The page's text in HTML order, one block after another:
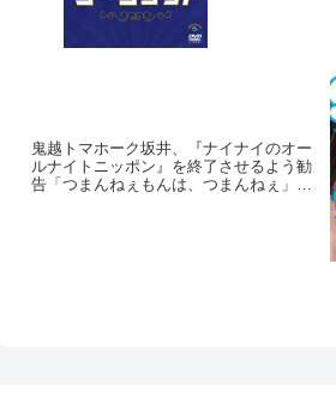
鬼越トマホーク坂井、『ナイナイのオー
ルナイトニッポン』を終了させるよう勧
告「つまんねぇもんは、つまんねぇ」